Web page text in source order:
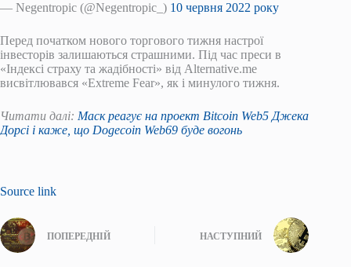
— Negentropic (@Negentropic_) 10 червня 2022 року
Перед початком нового торгового тижня настрої
інвесторів залишаються страшними. Під час преси в
«Індексі страху та жадібності» від Alternative.me
висвітлювався «Extreme Fear», як і минулого тижня.
Читати далі: Маск реагує на проект Bitcoin Web5 Джека
Дорсі і каже, що Dogecoin Web69 буде вогонь
Source link
ПОПЕРЕДНІЙ НАСТУПНИЙ